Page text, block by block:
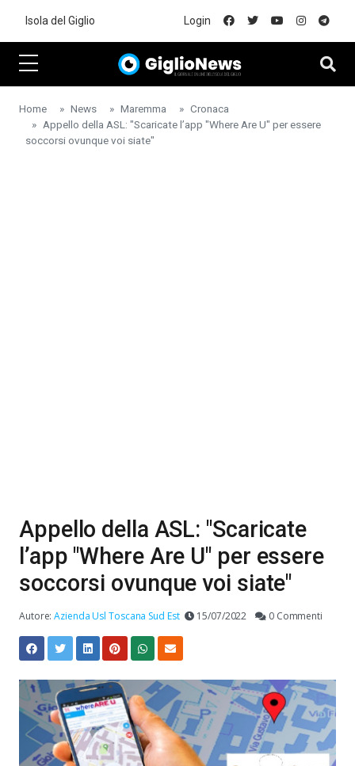
Isola del Giglio Login
Home News Maremma
Cronaca
Appello della ASL: "Scaricate l’app "Where Are U" per essere
soccorsi ovunque voi siate"
Appello della ASL: "Scaricate
l’app "Where Are U" per essere
soccorsi ovunque voi siate"
Autore:Azienda Usl Toscana Sud Est 15/07/2022 0 Commenti